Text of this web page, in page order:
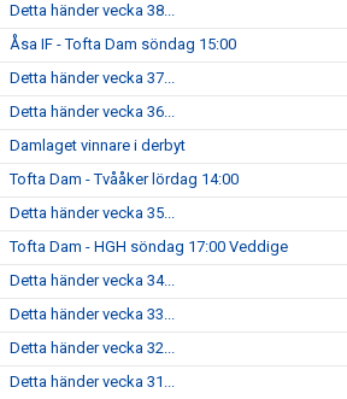
Detta händer vecka 38...
Åsa IF - Tofta Dam söndag 15:00
Detta händer vecka 37...
Detta händer vecka 36...
Damlaget vinnare i derbyt
Tofta Dam - Tvååker lördag 14:00
Detta händer vecka 35...
Tofta Dam - HGH söndag 17:00 Veddige
Detta händer vecka 34...
Detta händer vecka 33...
Detta händer vecka 32...
Detta händer vecka 31...